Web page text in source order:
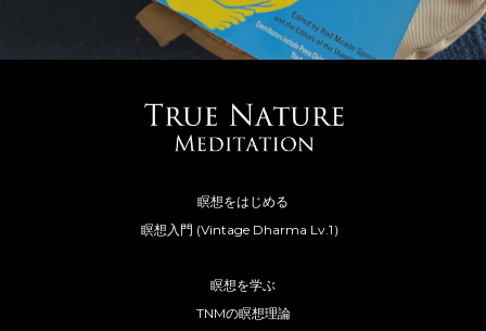
瞑想をはじめる
瞑想入門 (Vintage Dharma Lv.1）
瞑想を学ぶ
TNMの瞑想理論